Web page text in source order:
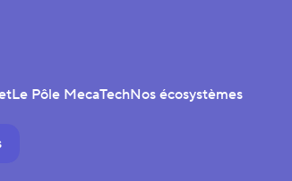
Le Pôle MecaTechNos écosystèmes